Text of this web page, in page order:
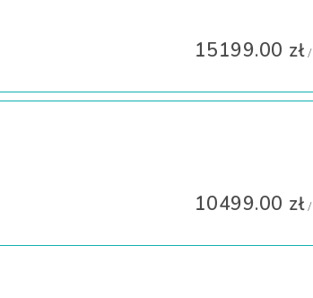
15199.00 zł/
10499.00 zł/